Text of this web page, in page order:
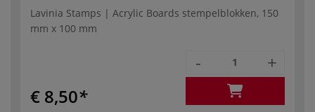
Lavinia Stamps | Acrylic Boards stempelblokken, 150
mm x 100 mm
€ 8,50
- +